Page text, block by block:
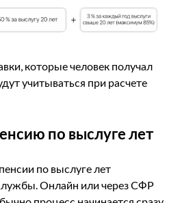
которые человек получал
учитываться при расчете
по выслуге лет
по выслуге лет
Онлайн или через СФР